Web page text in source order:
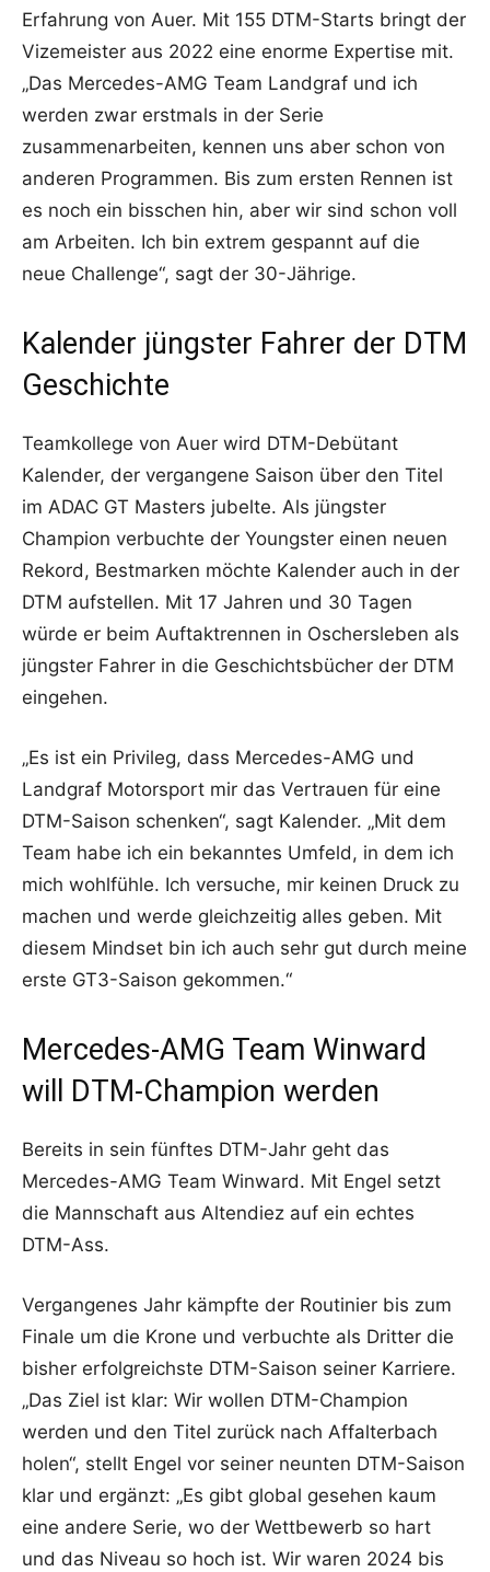
Erfahrung von Auer. Mit 155 DTM-Starts bringt der
Vizemeister aus 2022 eine enorme Expertise mit.
„Das Mercedes-AMG Team Landgraf und ich
werden zwar erstmals in der Serie
zusammenarbeiten, kennen uns aber schon von
anderen Programmen. Bis zum ersten Rennen ist
es noch ein bisschen hin, aber wir sind schon voll
am Arbeiten. Ich bin extrem gespannt auf die
neue Challenge“, sagt der 30-Jährige.
Kalender jüngster Fahrer der DTM
Geschichte
Teamkollege von Auer wird DTM-Debütant
Kalender, der vergangene Saison über den Titel
im ADAC GT Masters jubelte. Als jüngster
Champion verbuchte der Youngster einen neuen
Rekord, Bestmarken möchte Kalender auch in der
DTM aufstellen. Mit 17 Jahren und 30 Tagen
würde er beim Auftaktrennen in Oschersleben als
jüngster Fahrer in die Geschichtsbücher der DTM
eingehen.
„Es ist ein Privileg, dass Mercedes-AMG und
Landgraf Motorsport mir das Vertrauen für eine
DTM-Saison schenken“, sagt Kalender. „Mit dem
Team habe ich ein bekanntes Umfeld, in dem ich
mich wohlfühle. Ich versuche, mir keinen Druck zu
machen und werde gleichzeitig alles geben. Mit
diesem Mindset bin ich auch sehr gut durch meine
erste GT3-Saison gekommen.“
Mercedes-AMG Team Winward
will DTM-Champion werden
Bereits in sein fünftes DTM-Jahr geht das
Mercedes-AMG Team Winward. Mit Engel setzt
die Mannschaft aus Altendiez auf ein echtes
DTM-Ass.
Vergangenes Jahr kämpfte der Routinier bis zum
Finale um die Krone und verbuchte als Dritter die
bisher erfolgreichste DTM-Saison seiner Karriere.
„Das Ziel ist klar: Wir wollen DTM-Champion
werden und den Titel zurück nach Affalterbach
holen“, stellt Engel vor seiner neunten DTM-Saison
klar und ergänzt: „Es gibt global gesehen kaum
eine andere Serie, wo der Wettbewerb so hart
und das Niveau so hoch ist. Wir waren 2024 bis